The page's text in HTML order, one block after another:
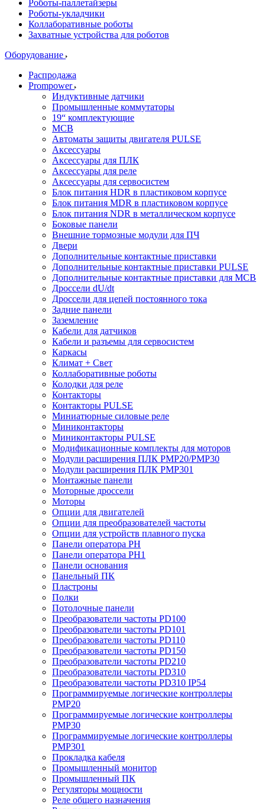
Роботы-паллетайзеры
Роботы-укладчики
Коллаборативные роботы
Захватные устройства для роботов
Оборудование
Распродажа
Prompower
Индуктивные датчики
Промышленные коммутаторы
19“ комплектующие
MCB
Автоматы защиты двигателя PULSE
Аксессуары
Аксессуары для ПЛК
Аксессуары для реле
Аксессуары для сервосистем
Блок питания HDR в пластиковом корпусе
Блок питания MDR в пластиковом корпусе
Блок питания NDR в металлическом корпусе
Боковые панели
Внешние тормозные модули для ПЧ
Двери
Дополнительные контактные приставки
Дополнительные контактные приставки PULSE
Дополнительные контактные приставки для MCB
Дроссели dU/dt
Дроссели для цепей постоянного тока
Задние панели
Заземление
Кабели для датчиков
Кабели и разъемы для сервосистем
Каркасы
Климат + Свет
Коллаборативные роботы
Колодки для реле
Контакторы
Контакторы PULSE
Миниатюрные силовые реле
Миниконтакторы
Миниконтакторы PULSE
Модификационные комплекты для моторов
Модули расширения ПЛК PMP20/PMP30
Модули расширения ПЛК PMP301
Монтажные панели
Моторные дроссели
Моторы
Опции для двигателей
Опции для преобразователей частоты
Опции для устройств плавного пуска
Панели оператора PH
Панели оператора PH1
Панели основания
Панельный ПК
Пластроны
Полки
Потолочные панели
Преобразователи частоты PD100
Преобразователи частоты PD101
Преобразователи частоты PD110
Преобразователи частоты PD150
Преобразователи частоты PD210
Преобразователи частоты PD310
Преобразователи частоты PD310 IP54
Программируемые логические контроллеры
PMP20
Программируемые логические контроллеры
PMP30
Программируемые логические контроллеры
PMP301
Прокладка кабеля
Промышленный монитор
Промышленный ПК
Регуляторы мощности
Реле общего назначения